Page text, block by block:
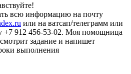
всю информацию на почту
или на ватсап/телеграмм или
+7 912 456-53-02. Моя помощница
задание и напишет
выполнения